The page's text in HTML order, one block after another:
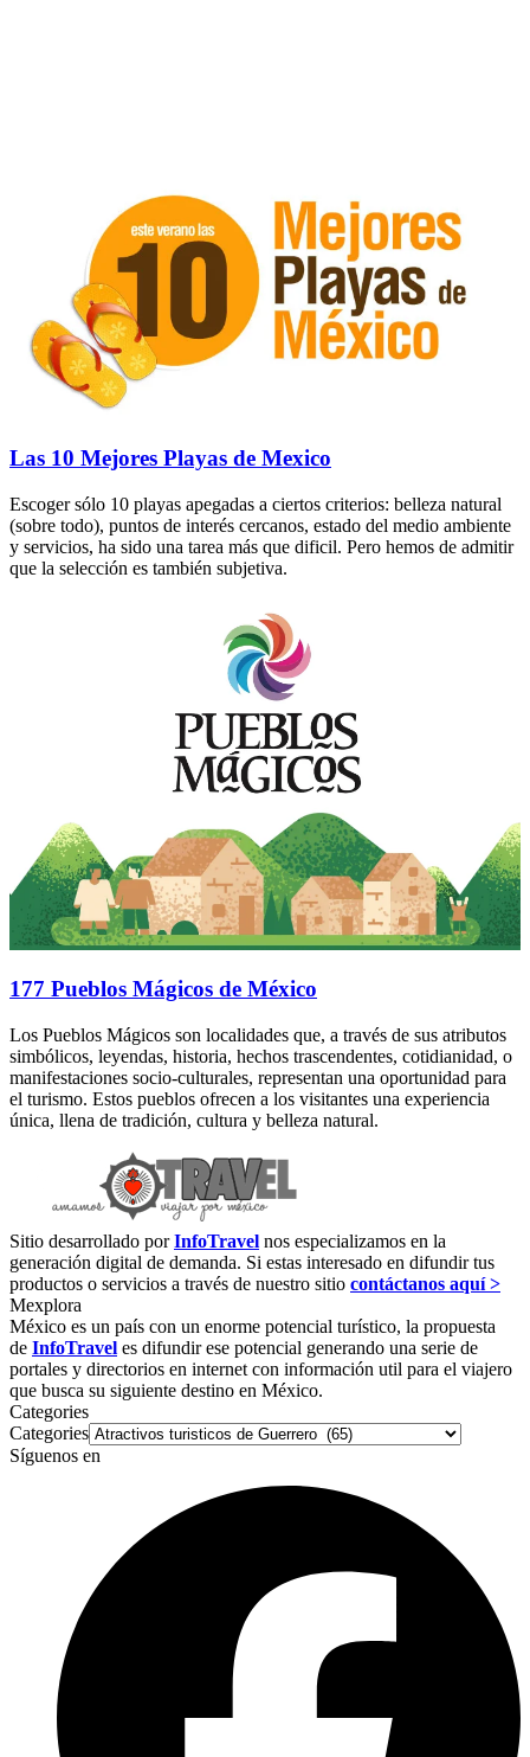
Las 10 Mejores Playas de Mexico
Escoger sólo 10 playas apegadas a ciertos criterios: belleza natural
(sobre todo), puntos de interés cercanos, estado del medio ambiente
y servicios, ha sido una tarea más que dificil. Pero hemos de admitir
que la selección es también subjetiva.
177 Pueblos Mágicos de México
Los Pueblos Mágicos son localidades que, a través de sus atributos
simbólicos, leyendas, historia, hechos trascendentes, cotidianidad, o
manifestaciones socio-culturales, representan una oportunidad para
el turismo. Estos pueblos ofrecen a los visitantes una experiencia
única, llena de tradición, cultura y belleza natural.
Sitio desarrollado porInfoTravel nos especializamos en la
generación digital de demanda. Si estas interesado en difundir tus
productos o servicios a través de nuestro sitio contáctanos aquí >
Mexplora
México es un país con un enorme potencial turístico, la propuesta
de InfoTravel es difundir ese potencial generando una serie de
portales y directorios en internet con información util para el viajero
que busca su siguiente destino en México.
Categories
Categories
Síguenos en